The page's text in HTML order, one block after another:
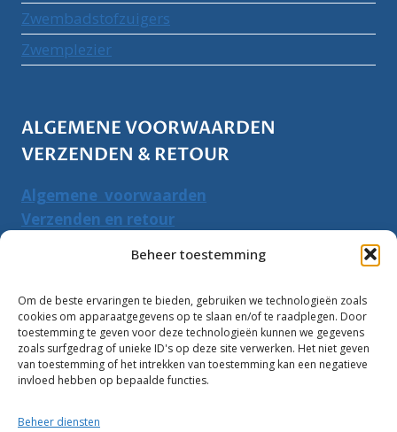
Beheer toestemming
Om de beste ervaringen te bieden, gebruiken we technologieën zoals
cookies om apparaatgegevens op te slaan en/of te raadplegen. Door
toestemming te geven voor deze technologieën kunnen we gegevens
zoals surfgedrag of unieke ID's op deze site verwerken. Het niet geven
van toestemming of het intrekken van toestemming kan een negatieve
invloed hebben op bepaalde functies.
Beheer diensten
Zwembadstofzuigers
Zwemplezier
ALGEMENE VOORWAARDEN
VERZENDEN & RETOUR
Algemene voorwaarden
Verzenden en retour
PRODUCTEN ZOEKEN
Zoeken
naar:
Zoeken
10